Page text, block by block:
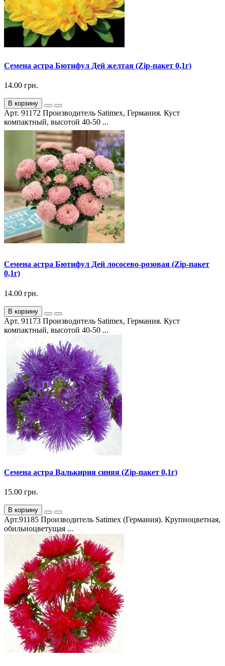
Семена астра Бютифул Дей желтая (Zip-пакет 0,1г)
14.00 грн.
В корзину
Арт. 91172 Производитель Satimex, Германия. Куст
компактный, высотой 40-50 ...
Семена астра Бютифул Дей лососево-розовая (Zip-пакет
0,1г)
14.00 грн.
В корзину
Арт. 91173 Производитель Satimex, Германия. Куст
компактный, высотой 40-50 ...
Семена астра Валькирия синяя (Zip-пакет 0,1г)
15.00 грн.
В корзину
Арт.91185 Производитель Satimex (Германия). Крупноцветная,
обильноцветущая ...